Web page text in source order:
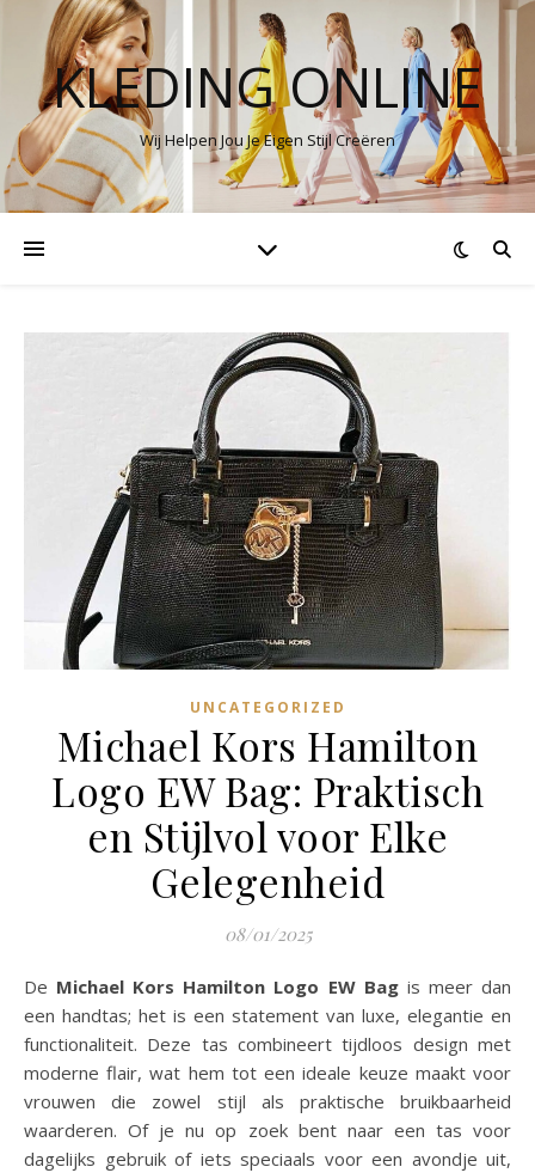
KLEDING ONLINE
Wij Helpen Jou Je Eigen Stijl Creëren
UNCATEGORIZED
Michael Kors Hamilton
Logo EW Bag: Praktisch
en Stijlvol voor Elke
Gelegenheid
08/01/2025
De Michael Kors Hamilton Logo EW Bagis meer dan
een handtas; het is een statement van luxe, elegantie en
functionaliteit. Deze tas combineert tijdloos design met
moderne flair, wat hem tot een ideale keuze maakt voor
vrouwen die zowel stijl als praktische bruikbaarheid
waarderen. Of je nu op zoek bent naar een tas voor
dagelijks gebruik of iets speciaals voor een avondje uit,